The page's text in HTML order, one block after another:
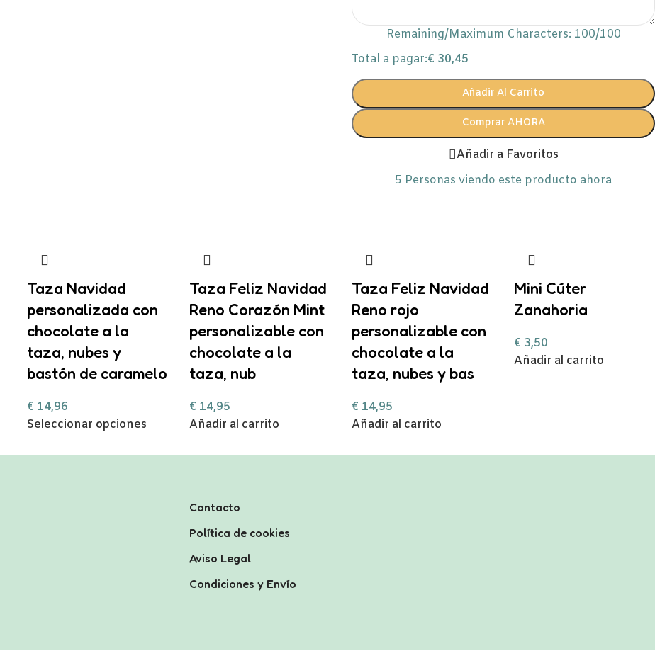
Remaining/Maximum Characters: 100/100
Total a pagar:€ 30,45
Añadir Al Carrito
Comprar AHORA
Añadir a Favoritos
5 Personas viendo este producto ahora
Taza Navidad
personalizada con
chocolate a la
taza, nubes y
bastón de caramelo
€ 14,96
Seleccionar opciones
Taza Feliz Navidad
Reno Corazón Mint
personalizable con
chocolate a la
taza, nub
€ 14,95
Añadir al carrito
Taza Feliz Navidad
Reno rojo
personalizable con
chocolate a la
taza, nubes y bas
€ 14,95
Añadir al carrito
Mini Cúter
Zanahoria
€ 3,50
Añadir al carrito
Contacto
Política de cookies
Aviso Legal
Condiciones y Envío